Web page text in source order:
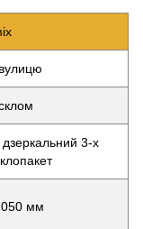
3-х
мм